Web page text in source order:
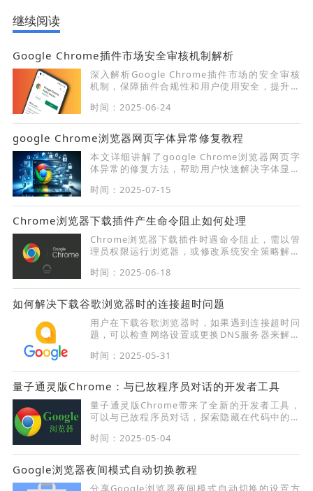
继续阅读
Google Chrome插件市场安全审核机制解析
深入解析Google Chrome插件市场的安全审核
机制，保障插件合规性和用户使用安全，提升市
时间：2025-06-24
google Chrome浏览器网页字体异常修复教程
本文详细讲解了google Chrome浏览器网页字
体异常的修复方法，帮助用户快速解决字体显示
体异常原因及有效调整技巧。
时间：2025-07-15
Chrome浏览器下载插件产生命令阻止如何处理
Chrome浏览器下载插件时遇命令阻止，需以管
理员权限运行浏览器，或修改系统安全策略解除
时间：2025-06-18
如何解决下载谷歌浏览器时的连接超时问题
用户在下载谷歌浏览器时，如果遇到连接超时问
题，可以检查网络设置或更换DNS服务器来解决
时间：2025-05-31
量子通灵版Chrome：与已故程序员对话的开发者工具
量子通灵版Chrome带来了全新的开发者工具，
可以与已故程序员对话，探索隐藏在代码中的深
解Chrome浏览器的运作原理。
时间：2025-05-04
Google浏览器夜间模式自动切换教程
分享Google浏览器夜间模式自动切换的设置方